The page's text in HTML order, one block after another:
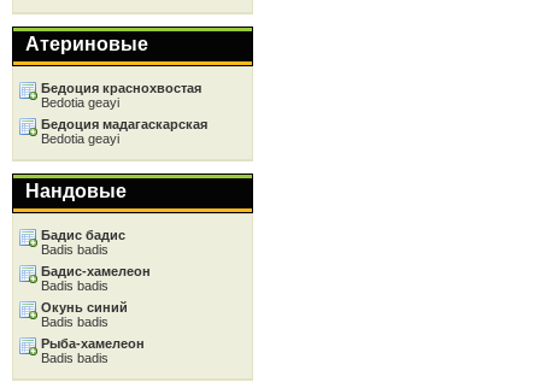
Атериновые
Бедоция краснохвостая
Bedotia geayi
Бедоция мадагаскарская
Bedotia geayi
Нандовые
Бадис бадис
Badis badis
Бадис-хамелеон
Badis badis
Окунь синий
Badis badis
Рыба-хамелеон
Badis badis